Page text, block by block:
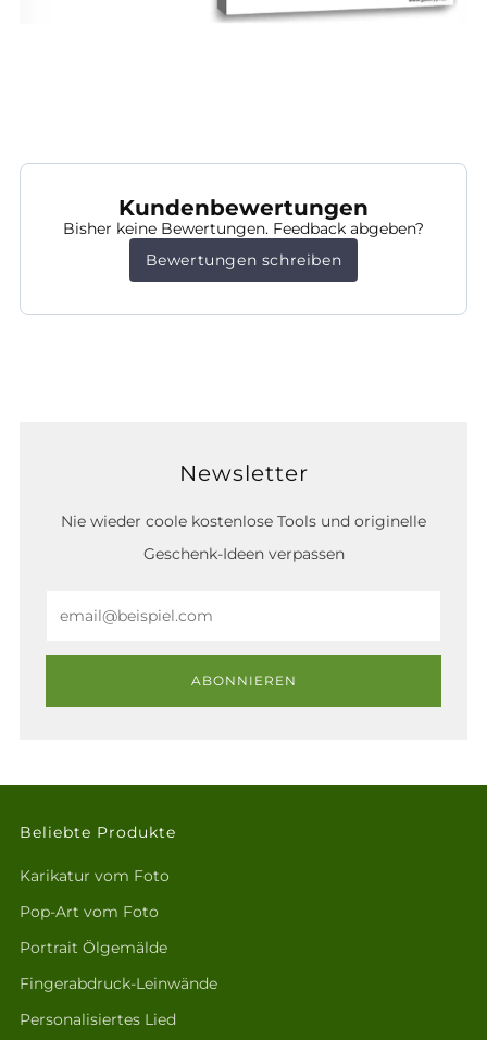
Kundenbewertungen
Bisher keine Bewertungen. Feedback abgeben?
Bewertungen schreiben
Newsletter
Nie wieder coole kostenlose Tools und originelle
Geschenk-Ideen verpassen
ABONNIEREN
Beliebte Produkte
Karikatur vom Foto
Pop-Art vom Foto
Portrait Ölgemälde
Fingerabdruck-Leinwände
Personalisiertes Lied